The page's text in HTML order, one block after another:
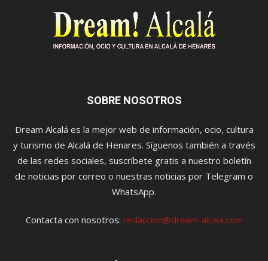
SOBRE NOSOTROS
Dream Alcalá es la mejor web de información, ocio, cultura
y turismo de Alcalá de Henares. Síguenos también a través
de las redes sociales, suscríbete gratis a nuestro boletín
de noticias por correo o nuestras noticias por Telegram o
WhatsApp.
Contacta con nosotros: redaccion@dream-alcala.com